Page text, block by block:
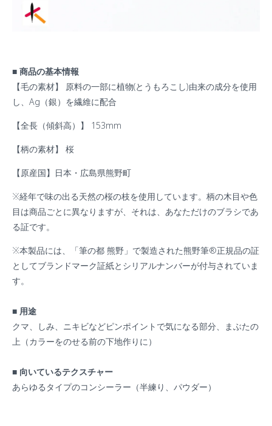
■ 商品の基本情報
【毛の素材】 原料の一部に植物(とうもろこし)由来の成分を使用
し、Ag（銀）を繊維に配合
【全長（傾斜高）】 153mm
【柄の素材】 桜
【原産国】日本・広島県熊野町
※経年で味の出る天然の桜の枝を使用しています。柄の木目や色
目は商品ごとに異なりますが、それは、あなただけのブラシであ
る証です。
※本製品には、 「筆の都 熊野」で製造された熊野筆®正規品の証
としてブランドマーク証紙とシリアルナンバーが付与されていま
す。
■ 用途
クマ、しみ、ニキビなどピンポイントで気になる部分、まぶたの
上（カラーをのせる前の下地作りに）
■ 向いているテクスチャー
あらゆるタイプのコンシーラー（半練り、パウダー）